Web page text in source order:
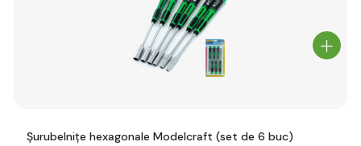
Șurubelnițe hexagonale Modelcraft (set de 6 buc)